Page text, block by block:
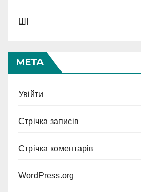
ШІ
МЕТА
Увійти
Стрічка записів
Стрічка коментарів
WordPress.org